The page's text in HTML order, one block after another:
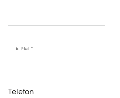
E-Mail *
Telefon